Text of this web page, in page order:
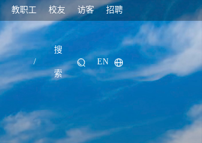
教职工 校友 访客 招聘
/
搜
索
EN